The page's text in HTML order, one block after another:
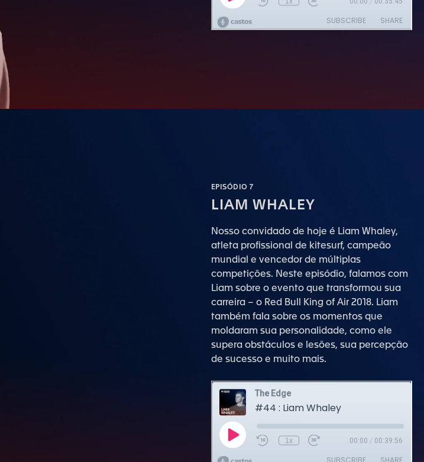
EPISÓDIO 7
LIAM WHALEY
Nosso convidado de hoje é Liam Whaley,
atleta profissional de kitesurf, campeão
mundial e vencedor de múltiplas
competições. Neste episódio, falamos com
Liam sobre o evento que transformou sua
carreira – o Red Bull King of Air 2018. Liam
também fala sobre os momentos que
moldaram sua personalidade, como ele
supera obstáculos e lesões, sua percepção
de sucesso e muito mais.